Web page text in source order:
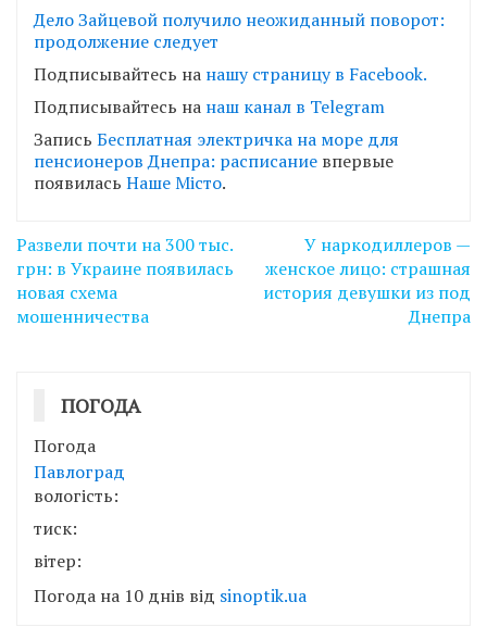
Дело Зайцевой получило неожиданный поворот:
продолжение следует
Подписывайтесь на нашу страницу в Facebook.
Подписывайтесь на наш канал в Telegram
Запись Бесплатная электричка на море для
пенсионеров Днепра: расписание впервые
появилась Наше Місто.
Навігація
записів
Развели почти на 300 тыс.
грн: в Украине появилась
новая схема
мошенничества
У наркодиллеров —
женское лицо: страшная
история девушки из под
Днепра
ПОГОДА
Погода
Павлоград
вологість:
тиск:
вітер:
Погода на 10 днів від sinoptik.ua